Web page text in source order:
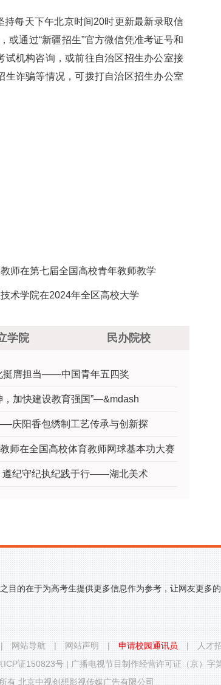
每天下午北京时间20时更新最新录取信
或通过“新疆招生”官方微信凭准考证号和
试机构咨询，或前往自治区招生办公室接
诈骗等情况，可拨打自治区招生办公室
师在第七届全国高校青年教师教学
科组全国三等奖
术学院在2024年全区高校大学
学院 民办院校
挺膺担当——中国青年五四奖
，加快建设教育强国”—&mdash
庆阳香包绣制工艺传承与创新探
师在全国高校体育教师网球基本功大赛
遵纪守纪执纪践于行——湖北美术
目的在于为高考生提供更多信息作为参考，让网友更多
| 网站导航 | 网站声明 | 申请校园通讯员 |
人才
ICP证150823号|广播电视节目制作经营许可证（京）字
有 北京中视创想影视传媒广告有限公司